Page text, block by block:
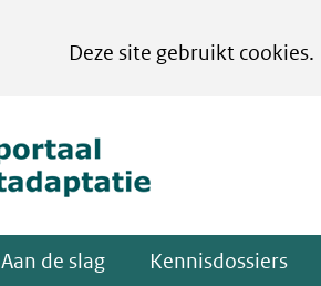
Deze site gebruikt cookies.
Aan de slag Kennisdossiers